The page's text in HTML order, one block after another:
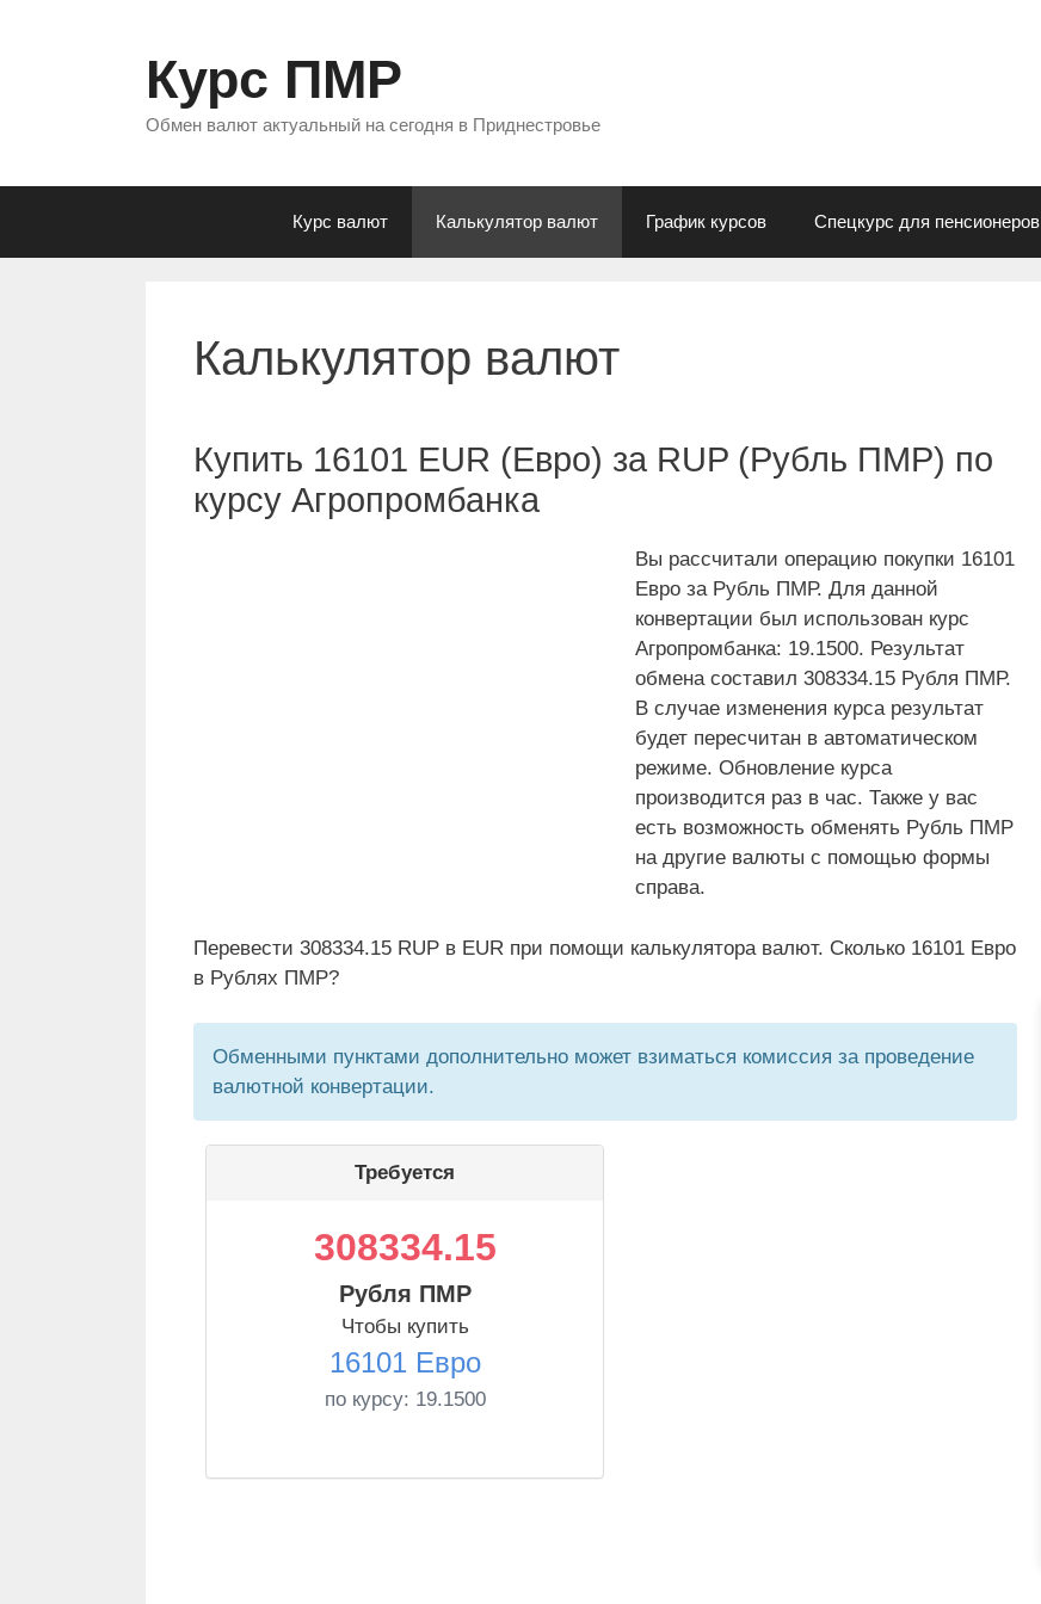
Курс ПМР
Обмен валют актуальный на сегодня в Приднестровье
Курс валют Калькулятор валют График курсов Спецкурс для пенсионеров
Калькулятор валют
Купить 16101 EUR (Евро) за RUP (Рубль ПМР) по
курсу Агропромбанка
Вы рассчитали операцию покупки 16101
Евро за Рубль ПМР. Для данной
конвертации был использован курс
Агропромбанка: 19.1500. Результат
обмена составил 308334.15 Рубля ПМР.
В случае изменения курса результат
будет пересчитан в автоматическом
режиме. Обновление курса
производится раз в час. Также у вас
есть возможность обменять Рубль ПМР
на другие валюты с помощью формы
справа.
Перевести 308334.15 RUP в EUR при помощи калькулятора валют. Сколько 16101 Евро
в Рублях ПМР?
Обменными пунктами дополнительно может взиматься комиссия за проведение
валютной конвертации.
Требуется
308334.15
Рубля ПМР
Чтобы купить
16101 Евро
по курсу: 19.1500